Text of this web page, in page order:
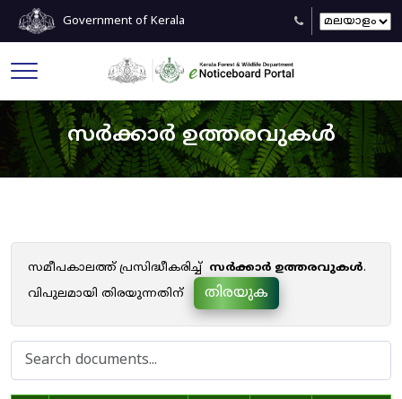
Government of Kerala
സർക്കാർ ഉത്തരവുകൾ
സമീപകാലത്ത് പ്രസിദ്ധീകരിച്ച് സർക്കാർ ഉത്തരവുകൾ.
വിപുലമായി തിരയുന്നതിന്
തിരയുക